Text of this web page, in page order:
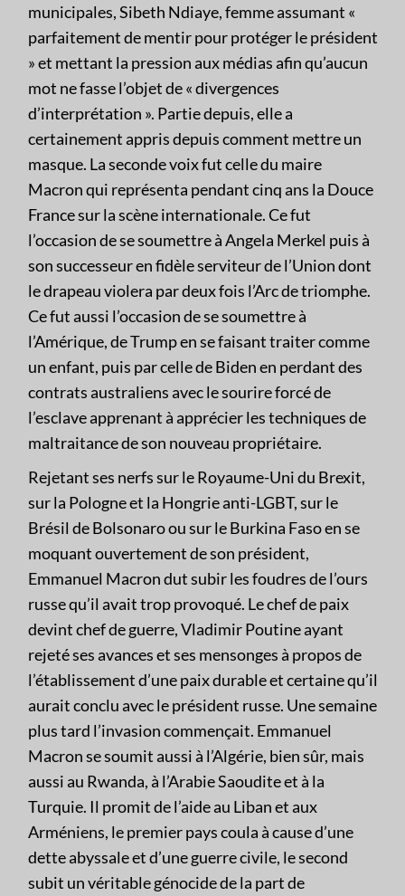
municipales, Sibeth Ndiaye, femme assumant «
parfaitement de mentir pour protéger le président
» et mettant la pression aux médias afin qu’aucun
mot ne fasse l’objet de « divergences
d’interprétation ». Partie depuis, elle a
certainement appris depuis comment mettre un
masque. La seconde voix fut celle du maire
Macron qui représenta pendant cinq ans la Douce
France sur la scène internationale. Ce fut
l’occasion de se soumettre à Angela Merkel puis à
son successeur en fidèle serviteur de l’Union dont
le drapeau violera par deux fois l’Arc de triomphe.
Ce fut aussi l’occasion de se soumettre à
l’Amérique, de Trump en se faisant traiter comme
un enfant, puis par celle de Biden en perdant des
contrats australiens avec le sourire forcé de
l’esclave apprenant à apprécier les techniques de
maltraitance de son nouveau propriétaire.
Rejetant ses nerfs sur le Royaume-Uni du Brexit,
sur la Pologne et la Hongrie anti-LGBT, sur le
Brésil de Bolsonaro ou sur le Burkina Faso en se
moquant ouvertement de son président,
Emmanuel Macron dut subir les foudres de l’ours
russe qu’il avait trop provoqué. Le chef de paix
devint chef de guerre, Vladimir Poutine ayant
rejeté ses avances et ses mensonges à propos de
l’établissement d’une paix durable et certaine qu’il
aurait conclu avec le président russe. Une semaine
plus tard l’invasion commençait. Emmanuel
Macron se soumit aussi à l’Algérie, bien sûr, mais
aussi au Rwanda, à l’Arabie Saoudite et à la
Turquie. Il promit de l’aide au Liban et aux
Arméniens, le premier pays coula à cause d’une
dette abyssale et d’une guerre civile, le second
subit un véritable génocide de la part de